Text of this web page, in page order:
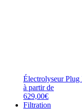
Électrolyseur Plug
à partir de
629,00€
Filtration